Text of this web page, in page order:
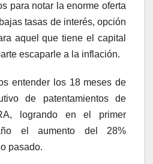
para notar la enorme oferta
tasas de interés, opción
aquel que tiene el capital
escaparle a la inflación.
entender los 18 meses de
de patentamientos de
logrando en el primer
el aumento del 28%
pasado.